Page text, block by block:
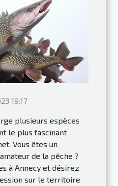
19:17
plusieurs espèces
le plus fascinant
Vous êtes un
de la pêche ?
à Annecy et désirez
sur le territoire